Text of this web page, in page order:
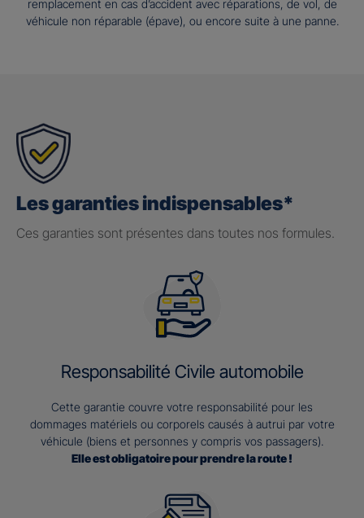
remplacement en cas d’accident avec réparations, de vol, de
véhicule non réparable (épave), ou encore suite à une panne.
Les garanties indispensables*
Ces garanties sont présentes dans toutes nos formules.
Responsabilité Civile automobile
Cette garantie couvre votre responsabilité pour les
dommages matériels ou corporels causés à autrui par votre
véhicule (biens et personnes y compris vos passagers).
Elle est obligatoire pour prendre la route !